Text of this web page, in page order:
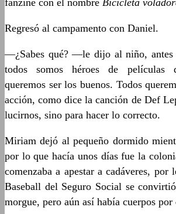
fanzine con el nombre Bicicleta
Regresó al campamento con Daniel.
—¿Sabes qué? —le dijo al niño,
todos somos héroes de películas
queremos ser los buenos. Todos
acción, como dice la canción de Def
lucirnos, sino para hacer lo correcto.
Miriam dejó al pequeño dormido
por lo que hacía unos días fue la
comenzaba a apestar a cadáveres, por
Baseball del Seguro Social se
morgue, pero aún así había cuerpos por